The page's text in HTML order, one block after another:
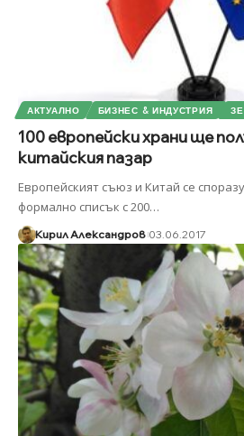
АКТУАЛНО БИЗНЕС & ИНДУСТРИЯ
100 европейски храни ще
китайския пазар
Европейският съюз и Китай се
формално списък с 200…
Кирил Александров 03.06.2017